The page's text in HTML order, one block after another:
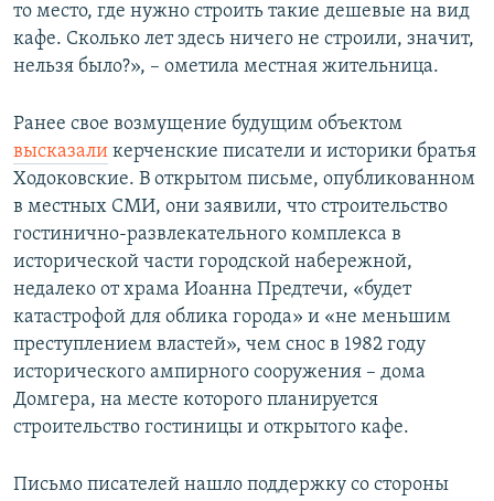
то место, где нужно строить такие дешевые на вид
кафе. Сколько лет здесь ничего не строили, значит,
нельзя было?», – ометила местная жительница.
Ранее свое возмущение будущим объектом
высказали керченские писатели и историки братья
Ходоковские. В открытом письме, опубликованном
в местных СМИ, они заявили, что строительство
гостинично-развлекательного комплекса в
исторической части городской набережной,
недалеко от храма Иоанна Предтечи, «будет
катастрофой для облика города» и «не меньшим
преступлением властей», чем снос в 1982 году
исторического ампирного сооружения – дома
Домгера, на месте которого планируется
строительство гостиницы и открытого кафе.
Письмо писателей нашло поддержку со стороны